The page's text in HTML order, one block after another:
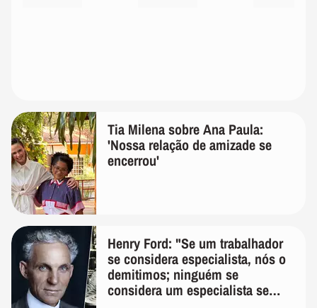
Tia Milena sobre Ana Paula:
'Nossa relação de amizade se
encerrou'
Henry Ford: "Se um trabalhador
se considera especialista, nós o
demitimos; ninguém se
considera um especialista se